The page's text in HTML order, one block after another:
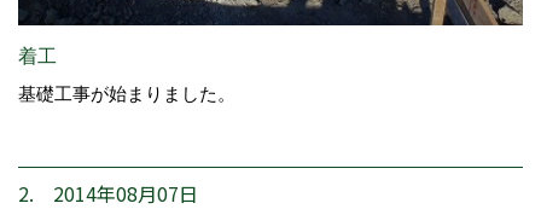
着工
基礎工事が始まりました。
2. 2014年08月07日